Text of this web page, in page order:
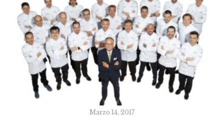
Marzo 14, 2017